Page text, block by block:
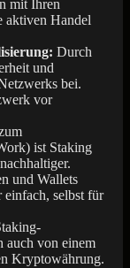
mit Ihren
aktiven Handel
Durch
und
bei.
vor
ist Staking
und Wallets
einfach, selbst für
auch von einem
Kryptowährung.